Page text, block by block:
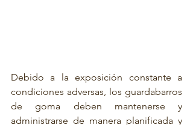
Debido a la exposición constante a
condiciones adversas, los guardabarros
de goma deben mantenerse y
administrarse de manera planificada y